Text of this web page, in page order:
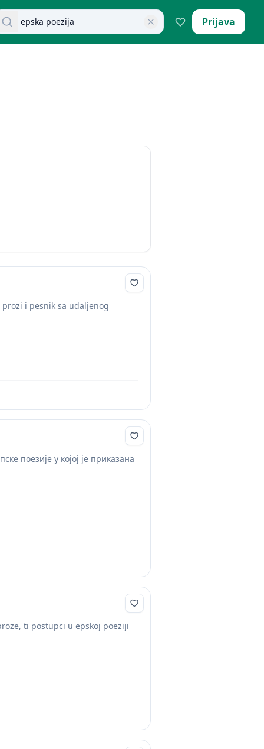
dokumente Prijava
i pesnik sa udaljenog
поезије у којој је приказана
ti postupci u epskoj poeziji